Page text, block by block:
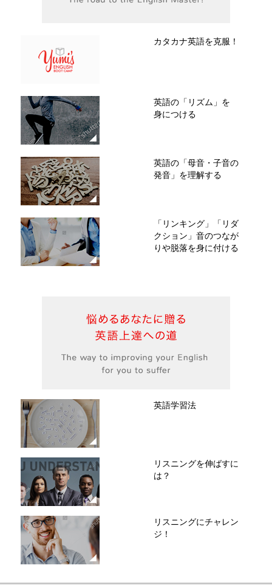
カタカナ英語を克服！
英語の「リズム」を
身につける
英語の「母音・子音の
発音」を理解する
「リンキング」「リダ
クション」音のつなが
りや脱落を身に付ける
英語学習法
リスニングを伸ばすに
は？
リスニングにチャレン
ジ！